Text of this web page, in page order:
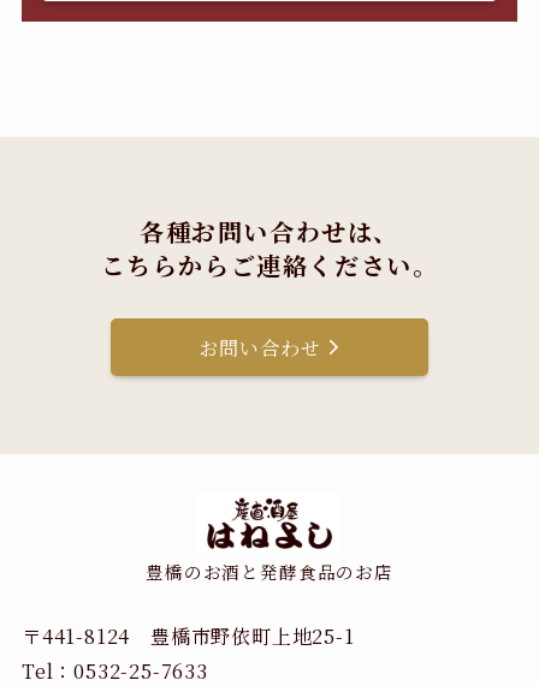
各種お問い合わせは、
こちらからご連絡ください。
お問い合わせ
豊橋のお酒と発酵食品のお店
〒441-8124 豊橋市野依町上地25-1
Tel：0532-25-7633